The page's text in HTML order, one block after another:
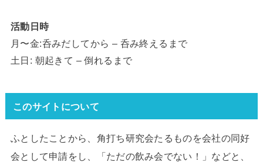
活動日時
月〜金:呑みだしてから – 呑み終えるまで
土日: 朝起きて – 倒れるまで
このサイトについて
ふとしたことから、角打ち研究会たるものを会社の同好
会として申請をし、「ただの飲み会でない！」などと、